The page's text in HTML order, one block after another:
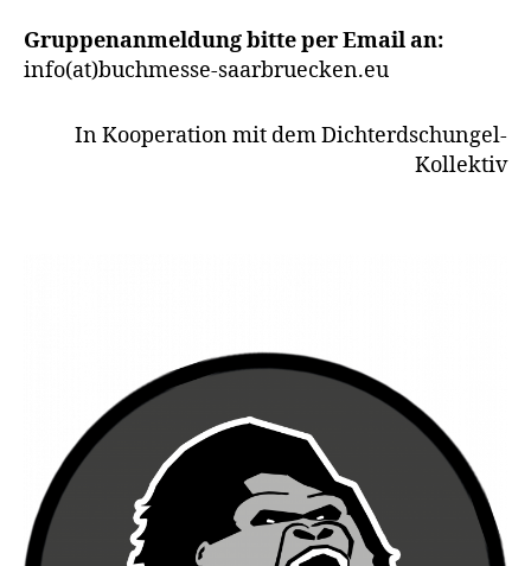
Gruppenanmeldung bitte per Email an:
info(at)buchmesse-saarbruecken.eu
In Kooperation mit dem Dichterdschungel-
Kollektiv